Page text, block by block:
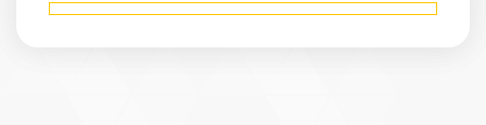
Белгород —